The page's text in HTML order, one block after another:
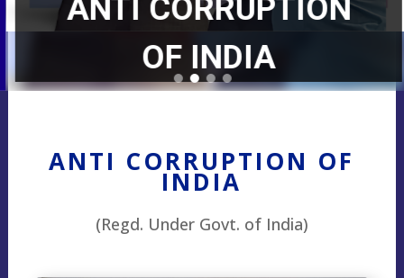
ANTI CORRUPTION
OF INDIA
ANTI CORRUPTION OF
INDIA
(Regd. Under Govt. of India)